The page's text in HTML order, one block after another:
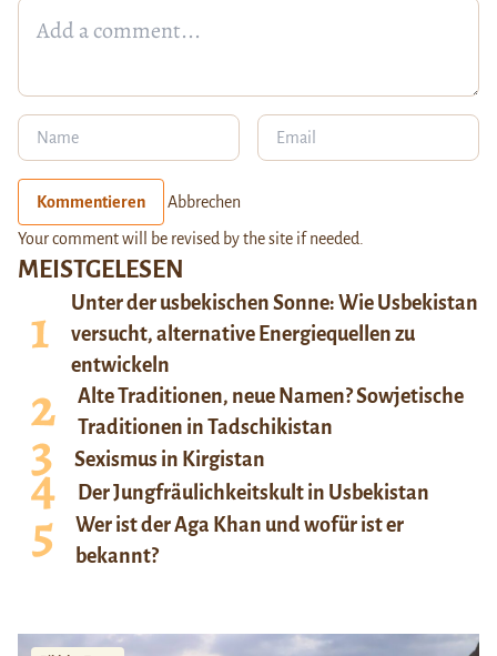
MEISTGELESEN
Unter der usbekischen Sonne: Wie Usbekistan
versucht, alternative Energiequellen zu
entwickeln
Alte Traditionen, neue Namen? Sowjetische
Traditionen in Tadschikistan
Sexismus in Kirgistan
Der Jungfräulichkeitskult in Usbekistan
Wer ist der Aga Khan und wofür ist er
bekannt?
Kommentieren Abbrechen
Your comment will be revised by the site if needed.